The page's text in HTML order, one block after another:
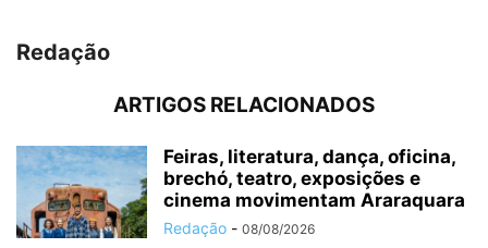
Redação
ARTIGOS RELACIONADOS
Feiras, literatura, dança, oficina,
brechó, teatro, exposições e
cinema movimentam Araraquara
Redação - 08/08/2026